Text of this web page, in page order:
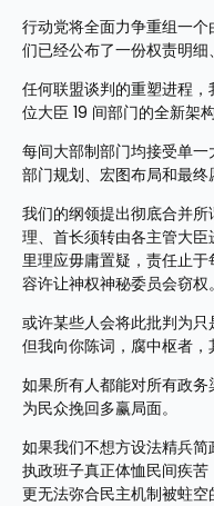
行动党将全面力争重组一
们已经公布了一份权责明细
任何联盟谈判的重塑进程
位大臣 19 间部门的全新架构
每间大部制部门均接受单
部门规划、宏图布局和最终
我们的纲领提出彻底合并
理、首长须转由各主管大
里理应毋庸置疑，责任止
容许让神权神秘委员会窃权。
或许某些人会将此批判为只
但我向你陈词，腐中枢者，
如果所有人都能对所有政
为民众挽回多赢局面。
如果我们不想方设法精兵
执政班子真正体恤民间疾苦
更无法弥合民主机制被蛀空